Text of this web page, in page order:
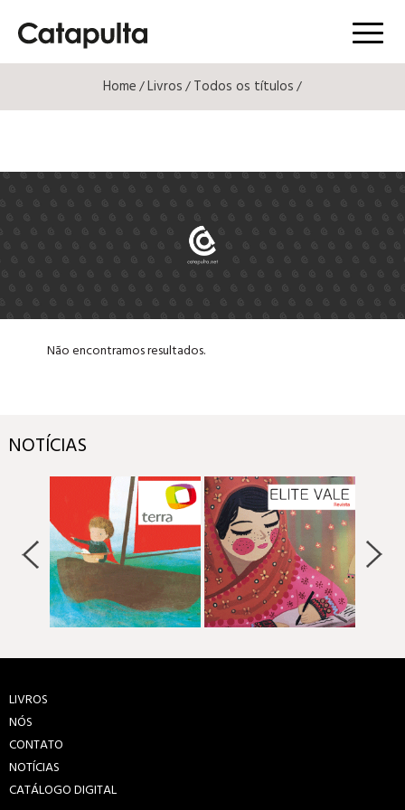
Menú
Home/Livros/Todos os títulos/
Não encontramos resultados.
NOTÍCIAS
LIVROS
NÓS
CONTATO
NOTÍCIAS
CATÁLOGO DIGITAL